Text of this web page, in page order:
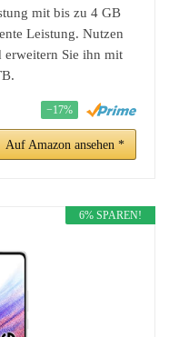
mit bis zu 4 GB
Leistung. Nutzen
erweitern Sie ihn mit
−17%
Auf Amazon ansehen *
6% SPAREN!